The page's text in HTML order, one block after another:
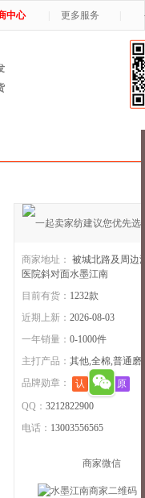
中心 更多服务
水墨江南 11年店
商家地址： 被城北路及周边
医院斜对面水墨江南
目前有货： 1232款
近期上新： 2026-08-03
一年销量： 0-1000件
主打产品： 其他,全棉,普通磨
品牌勋章：
认 退
原
QQ： 3212822900
电话： 13003556565
商家微信